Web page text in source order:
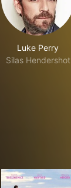
Luke Perry
Silas Hendershot